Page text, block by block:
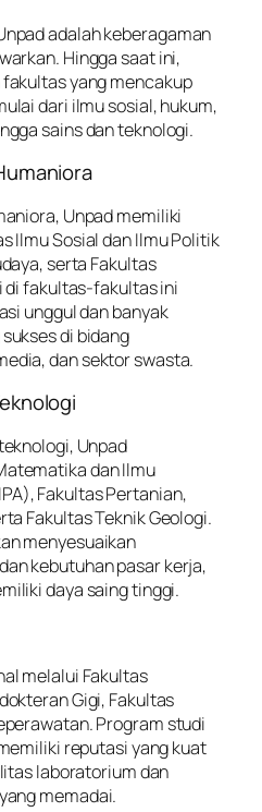
adalah keberagaman
Hingga saat ini,
yang mencakup
dari ilmu sosial, hukum,
sains dan teknologi.
Unpad memiliki
Ilmu Sosial dan Ilmu Politik
serta Fakultas
di fakultas-fakultas ini
unggul dan banyak
di bidang
dan sektor swasta.
Unpad
dan Ilmu
Fakultas Pertanian,
Fakultas Teknik Geologi.
menyesuaikan
kebutuhan pasar kerja,
daya saing tinggi.
melalui Fakultas
Gigi, Fakultas
Program studi
reputasi yang kuat
laboratorium dan
memadai.